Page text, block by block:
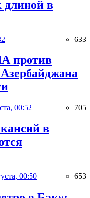
длиной в
633
против
00:52 705
в
00:50 653